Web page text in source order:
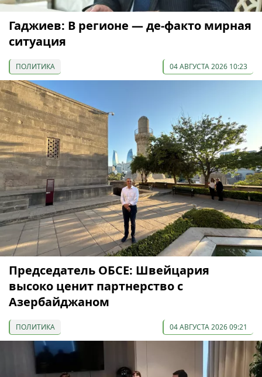
Гаджиев: В регионе — де-факто мирная
ситуация
ПОЛИТИКА 04 АВГУСТА 2026 10:23
Председатель ОБСЕ: Швейцария
высоко ценит партнерство с
Азербайджаном
ПОЛИТИКА 04 АВГУСТА 2026 09:21